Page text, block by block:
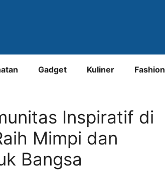
Gadget Kuliner Fashion
Inspiratif di
Mimpi dan
Bangsa